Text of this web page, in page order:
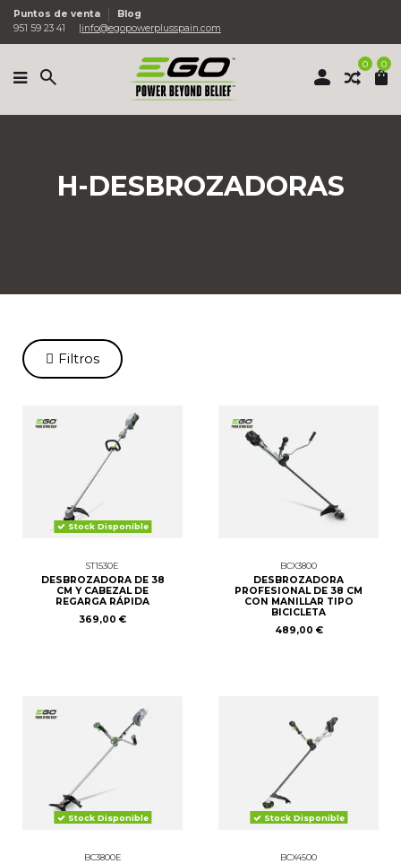
Puntos de venta
Blog
951 59 23 41
info@egopowerplusspain.com
0 0
H-DESBROZADORAS
Filtros
Stock Disponible
ST1530E
DESBROZADORA DE 38
CM Y CABEZAL DE
REGARGA RÁPIDA
369,00 €
BCX3800
DESBROZADORA
PROFESIONAL DE 38 CM
CON MANILLAR TIPO
BICICLETA
489,00 €
Stock Disponible
BC3800E
Stock Disponible
BCX4500